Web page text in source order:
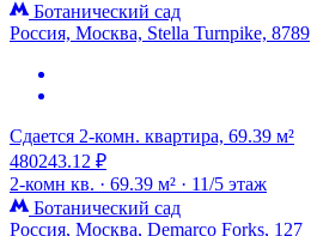
Ботанический сад
Россия, Москва, Stella Turnpike, 8789
Сдается 2-комн. квартира, 69.39 м²
480243.12 ₽
2-комн кв. · 69.39 м² · 11/5 этаж
Ботанический сад
Россия, Москва, Demarco Forks, 127